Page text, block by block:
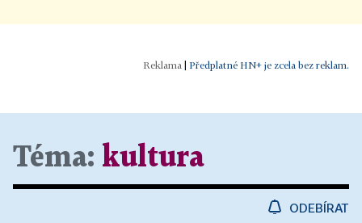
| Předplatné HN+ je zcela bez reklam.
Téma: kultura
ODEBÍRAT